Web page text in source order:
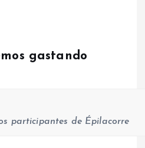
gastando
participantes de Épilacorre